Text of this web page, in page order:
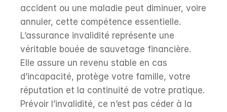
accident ou une maladie peut diminuer, voire
annuler, cette compétence essentielle.
L’assurance invalidité représente une
véritable bouée de sauvetage financière.
Elle assure un revenu stable en cas
d’incapacité, protège votre famille, votre
réputation et la continuité de votre pratique.
Prévoir l’invalidité, ce n’est pas céder à la